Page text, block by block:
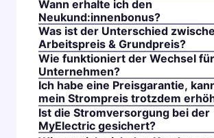
Wann erhalte ich den
Neukund:innenbonus?
Was ist der Unterschied
Arbeitspreis & Grundpreis?
Wie funktioniert der Wechsel für
Unternehmen?
Ich habe eine Preisgarantie,
mein Strompreis trotzdem
Ist die Stromversorgung bei der
MyElectric gesichert?